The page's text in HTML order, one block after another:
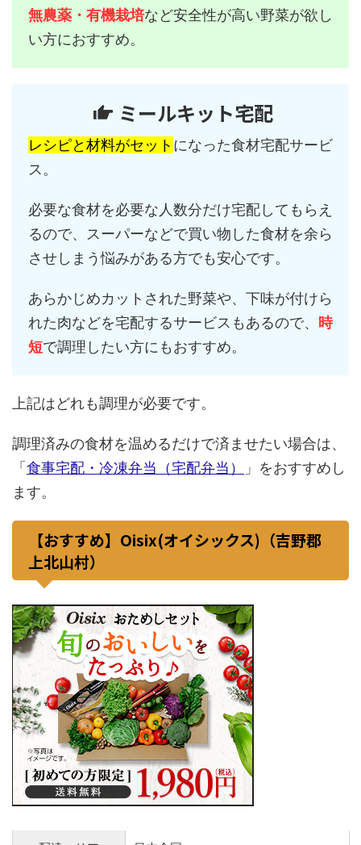
無農薬・有機栽培など安全性が高い野菜が欲し
い方におすすめ。
ミールキット宅配
レシピと材料がセット になった食材宅配サービ
ス。
必要な食材を必要な人数分だけ宅配してもらえ
るので、スーパーなどで買い物した食材を余ら
させしまう悩みがある方でも安心です。
あらかじめカットされた野菜や、下味が付けら
れた肉などを宅配するサービスもあるので、
時
短で調理したい方にもおすすめ。
上記はどれも調理が必要です。
調理済みの食材を温めるだけで済ませたい場合は、
「 食事宅配・冷凍弁当（宅配弁当）
」をおすすめし
ます。
【おすすめ】Oisix(オイシックス)（吉野郡
上北山村）